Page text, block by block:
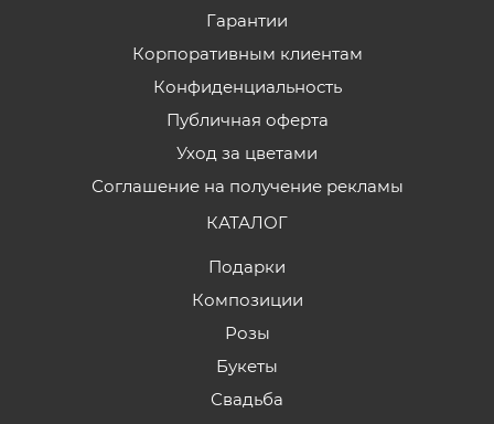
Гарантии
Корпоративным клиентам
Конфиденциальность
Публичная оферта
Уход за цветами
Соглашение на получение рекламы
КАТАЛОГ
Подарки
Композиции
Розы
Букеты
Свадьба